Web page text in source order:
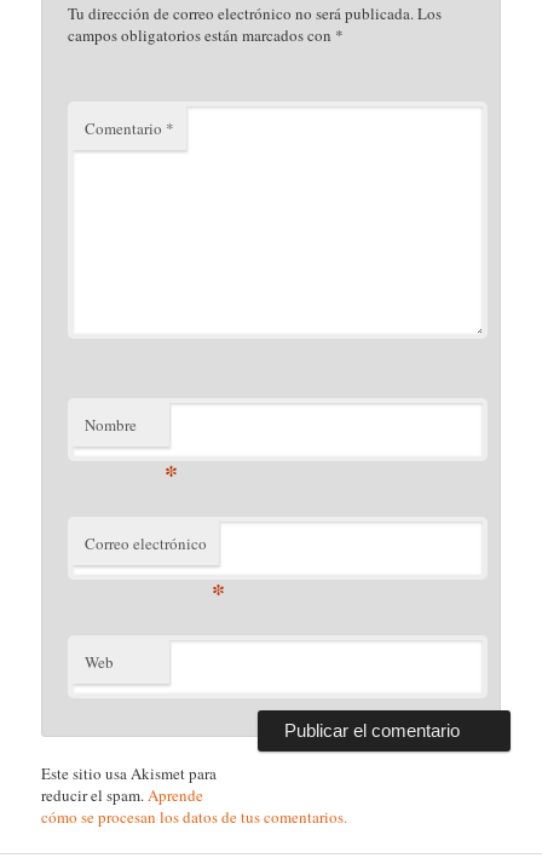
Tu dirección de correo electrónico no será publicada. Los
campos obligatorios están marcados con *
Comentario *
Nombre
*
Correo electrónico
*
Web
Este sitio usa Akismet para
reducir el spam.Aprende
cómo se procesan los datos de tus comentarios.